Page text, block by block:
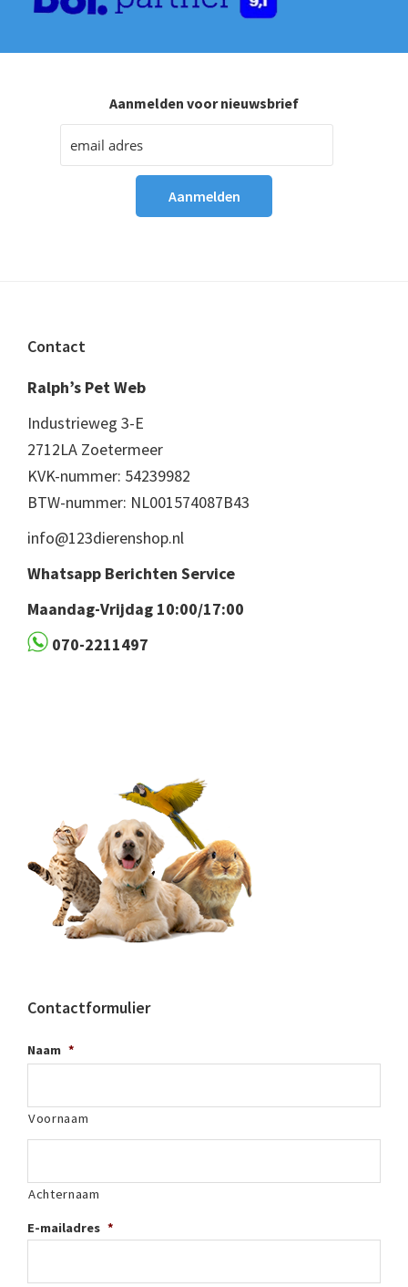
Aanmelden voor nieuwsbrief
Footer
Contact
Ralph’s Pet Web
Industrieweg 3-E
2712LA Zoetermeer
KVK-nummer: 54239982
BTW-nummer: NL001574087B43
info@123dierenshop.nl
Whatsapp Berichten Service
Maandag-Vrijdag 10:00/17:00
070-2211497
Contactformulier
Naam *
Voornaam
Achternaam
E-mailadres *